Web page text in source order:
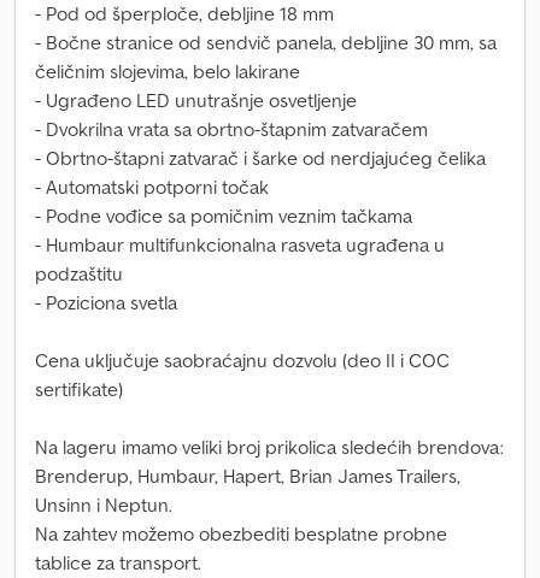
- Pod od šperploče, debljine 18 mm
- Bočne stranice od sendvič panela, debljine 30 mm, sa
čeličnim slojevima, belo lakirane
- Ugrađeno LED unutrašnje osvetljenje
- Dvokrilna vrata sa obrtno-štapnim zatvaračem
- Obrtno-štapni zatvarač i šarke od nerdjajućeg čelika
- Automatski potporni točak
- Podne vođice sa pomičnim veznim tačkama
- Humbaur multifunkcionalna rasveta ugrađena u
podzaštitu
- Poziciona svetla
Cena uključuje saobraćajnu dozvolu (deo II i COC
sertifikate)
Na lageru imamo veliki broj prikolica sledećih brendova:
Brenderup, Humbaur, Hapert, Brian James Trailers,
Unsinn i Neptun.
Na zahtev možemo obezbediti besplatne probne
tablice za transport.